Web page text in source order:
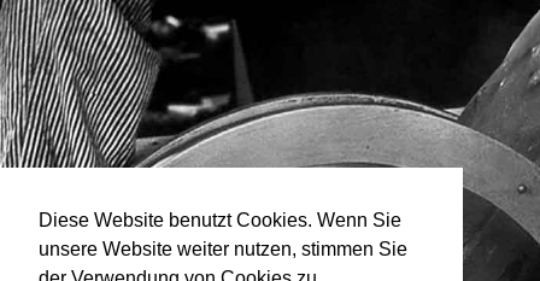
Diese Website benutzt Cookies. Wenn Sie
unsere Website weiter nutzen, stimmen Sie